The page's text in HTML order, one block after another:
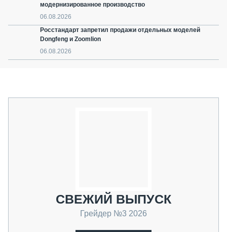
модернизированное производство
06.08.2026
Росстандарт запретил продажи отдельных моделей
Dongfeng и Zoomlion
06.08.2026
СВЕЖИЙ ВЫПУСК
Грейдер №3 2026